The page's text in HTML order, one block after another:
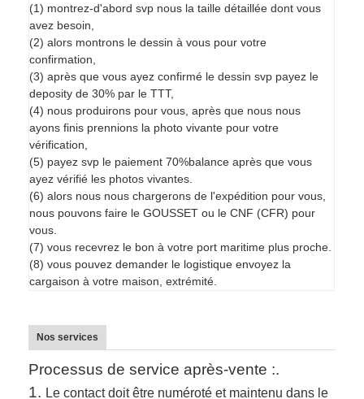
(1) montrez-d'abord svp nous la taille détaillée dont vous
avez besoin,
(2) alors montrons le dessin à vous pour votre
confirmation,
(3) après que vous ayez confirmé le dessin svp payez le
deposity de 30% par le TTT,
(4) nous produirons pour vous, après que nous nous
ayons finis prennions la photo vivante pour votre
vérification,
(5) payez svp le paiement 70%balance après que vous
ayez vérifié les photos vivantes.
(6) alors nous nous chargerons de l'expédition pour vous,
nous pouvons faire le GOUSSET ou le CNF (CFR) pour
vous.
(7) vous recevrez le bon à votre port maritime plus proche.
(8) vous pouvez demander le logistique envoyez la
cargaison à votre maison, extrémité.
Nos services
Processus de service après-vente :.
1. Le contact doit être numéroté et maintenu dans le